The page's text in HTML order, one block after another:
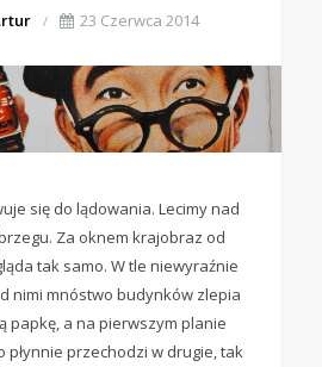
23 Czerwca 2014
się do lądowania. Lecimy nad
Za oknem krajobraz od
tak samo. W tle niewyraźnie
nimi mnóstwo budynków zlepia
papkę, a na pierwszym planie
płynnie przechodzi w drugie, tak